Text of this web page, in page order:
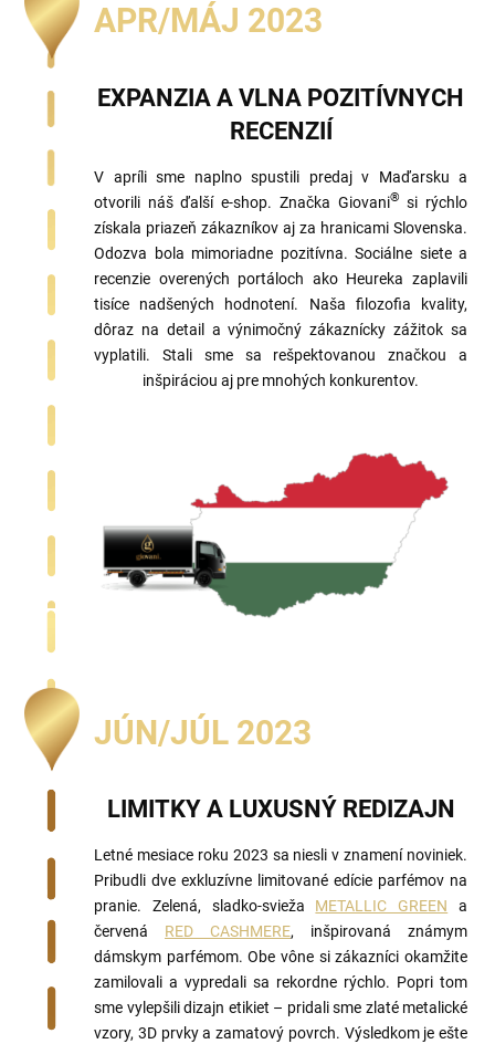
APR/MÁJ 2023
EXPANZIA A VLNA POZITÍVNYCH
RECENZIÍ
V apríli sme naplno spustili predaj v Maďarsku a
otvorili náš ďalší e-shop. Značka Giovani® si rýchlo
získala priazeň zákazníkov aj za hranicami Slovenska.
Odozva bola mimoriadne pozitívna. Sociálne siete a
recenzie overených portáloch ako Heureka zaplavili
tisíce nadšených hodnotení. Naša filozofia kvality,
dôraz na detail a výnimočný zákaznícky zážitok sa
vyplatili. Stali sme sa rešpektovanou značkou a
inšpiráciou aj pre mnohých konkurentov.
JÚN/JÚL 2023
LIMITKY A LUXUSNÝ REDIZAJN
Letné mesiace roku 2023 sa niesli v znamení noviniek.
Pribudli dve exkluzívne limitované edície parfémov na
pranie. Zelená, sladko-svieža METALLIC GREEN a
červená RED CASHMERE, inšpirovaná známym
dámskym parfémom. Obe vône si zákazníci okamžite
zamilovali a vypredali sa rekordne rýchlo. Popri tom
sme vylepšili dizajn etikiet – pridali sme zlaté metalické
vzory, 3D prvky a zamatový povrch. Výsledkom je ešte